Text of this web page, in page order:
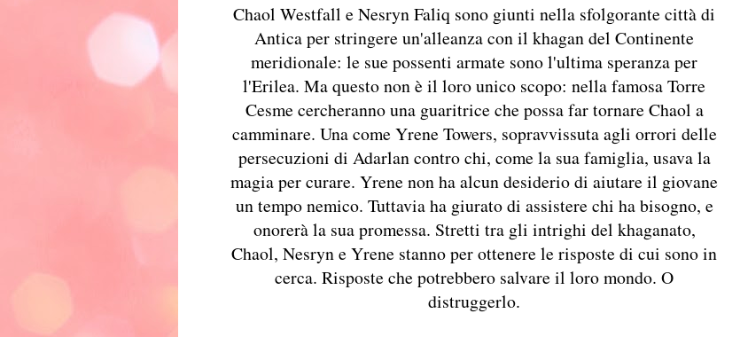
Chaol Westfall e Nesryn Faliq sono giunti nella sfolgorante città di
Antica per stringere un'alleanza con il khagan del Continente
meridionale: le sue possenti armate sono l'ultima speranza per
l'Erilea. Ma questo non è il loro unico scopo: nella famosa Torre
Cesme cercheranno una guaritrice che possa far tornare Chaol a
camminare. Una come Yrene Towers, sopravvissuta agli orrori delle
persecuzioni di Adarlan contro chi, come la sua famiglia, usava la
magia per curare. Yrene non ha alcun desiderio di aiutare il giovane
un tempo nemico. Tuttavia ha giurato di assistere chi ha bisogno, e
onorerà la sua promessa. Stretti tra gli intrighi del khaganato,
Chaol, Nesryn e Yrene stanno per ottenere le risposte di cui sono in
cerca. Risposte che potrebbero salvare il loro mondo. O
distruggerlo.